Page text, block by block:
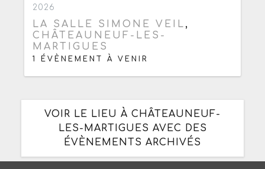
2026
LA SALLE SIMONE VEIL ,
CHÂTEAUNEUF-LES-
MARTIGUES
1 ÉVÈNEMENT À VENIR
VOIR LE LIEU À CHÂTEAUNEUF-
LES-MARTIGUES AVEC DES
ÉVÈNEMENTS ARCHIVÉS